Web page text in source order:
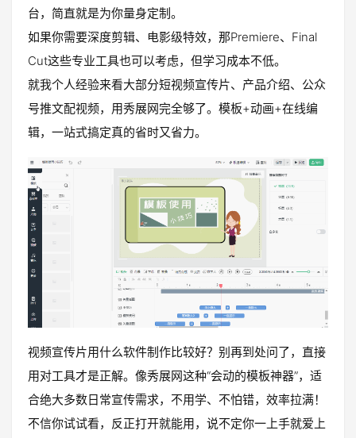
台，简直就是为你量身定制。
如果你需要深度剪辑、电影级特效，那Premiere、Final
Cut这些专业工具也可以考虑，但学习成本不低。
就我个人经验来看大部分短视频宣传片、产品介绍、公众
号推文配视频，用秀展网完全够了。模板+动画+在线编
辑，一站式搞定真的省时又省力。
视频宣传片用什么软件制作比较好？别再到处问了，直接
用对工具才是正解。像秀展网这种“会动的模板神器”，适
合绝大多数日常宣传需求，不用学、不怕错，效率拉满！
不信你试试看，反正打开就能用，说不定你一上手就爱上